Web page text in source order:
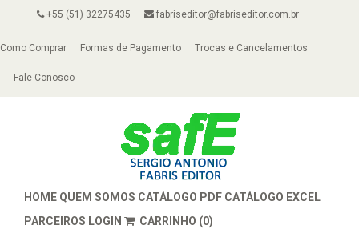
+55 (51) 32275435 fabriseditor@fabriseditor.com.br
Como Comprar Formas de Pagamento Trocas e Cancelamentos
Fale Conosco
HOME QUEM SOMOS CATÁLOGO PDF CATÁLOGO EXCEL
PARCEIROS LOGIN CARRINHO (0)